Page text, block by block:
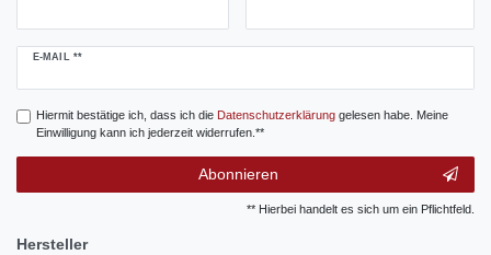
E-MAIL **
Newsletter
Hiermit bestätige ich, dass ich die Daten­schutz­erklärunggelesen habe. Meine
Einwilligung kann ich jederzeit widerrufen.**
Abonnieren
** Hierbei handelt es sich um ein Pflichtfeld.
Hersteller